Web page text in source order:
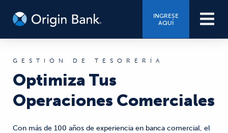
INGRESE
AQUÍ
GESTIÓN DE TESORERÍA
Optimiza Tus
Operaciones Comerciales
Con más de 100 años de experiencia en banca comercial, el